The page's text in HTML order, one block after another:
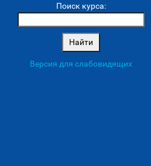
Поиск курса:
Версия для слабовидящих